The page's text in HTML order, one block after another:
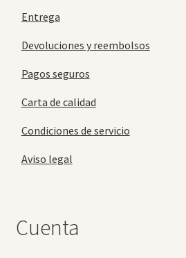
Entrega
Devoluciones y reembolsos
Pagos seguros
Carta de calidad
Condiciones de servicio
Aviso legal
Cuenta